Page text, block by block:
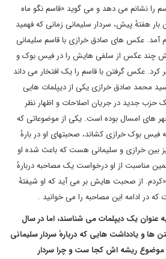
نشانم می دهد و می گوید «قاسم نگو ماه
هفتهٔ پیش، سردار سلیمانی زمانی که فهمید
عکس های صادق خرازی با قاسم سلیمانی
چند عکس از سلفی هایش را در فیس بوک و
کرد. عکس گرفتن با قاسم را یک افتخار می داند
محمد صادق خرازی یکی از دیپلمات هایی
حزب جدید در جریان اصلاحات و اظهار نظر
های امسال بوده است. یکی از موضوعاتی که
فیس بوک خرازی کشاند، صحبتهای او در بارهٔ
بین خرازی و سلیمانی هست که باعث شده او
مناسبت از او درخواست یک مصاحبه دربارهٔ
»کردم. از صحبت هایش بر می آید که او شیفتهٔ
در ادامه این مصاحبه را می خوانید .
عنوان یک دیپلمات می شناسند، اما در سال
ها و یادداشت هایی که دربارهٔ سردار سلیمانی
ریشه اش کجا ست و چرا سردار